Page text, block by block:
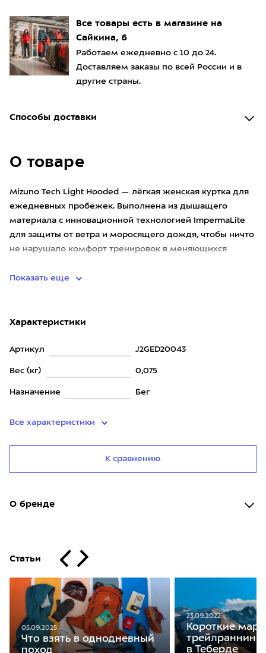
Все товары есть в магазине на
Сайкина, 6
Работаем ежедневно с 10 до 24.
Доставляем заказы по всей России и в
другие страны.
Способы доставки
О товаре
Mizuno Tech Light Hooded — лёгкая женская куртка для
ежедневных пробежек. Выполнена из дышащего
материала с инновационной технологией ImpermaLite
для защиты от ветра и моросящего дождя, чтобы ничто
не нарушало комфорт тренировок в меняющихся
Показать еще
Характеристики
Артикул J2GED20043
Вес (кг) 0,075
Назначение Бег
Все характеристики
К сравнению
О бренде
Статьи
05.09.2025
Что взять в однодневный
поход
23.09.2022
Короткие
в Теберде